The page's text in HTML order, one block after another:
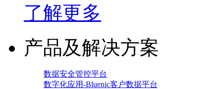
了解更多
产品及解决方案
数据安全管控平台
数字化应用-Bluenic客户数据平台